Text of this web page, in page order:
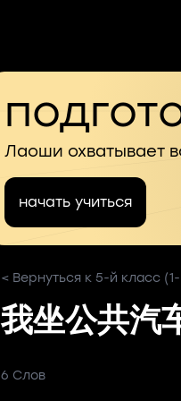
Лаоши охватывает
начать учиться
< Вернуться к 5-й класс
我坐公共汽
6 Слов